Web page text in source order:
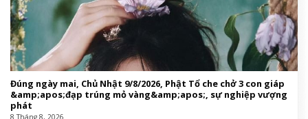
Đúng ngày mai, Chủ Nhật 9/8/2026, Phật Tổ che chở 3 con giáp
&amp;apos;đạp trúng mỏ vàng&amp;apos;, sự nghiệp vượng
phát